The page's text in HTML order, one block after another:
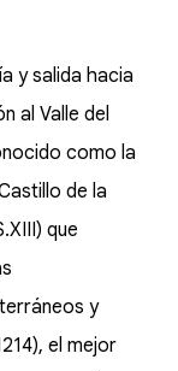
y salida hacia
al Valle del
como la
de la
que
y
el mejor